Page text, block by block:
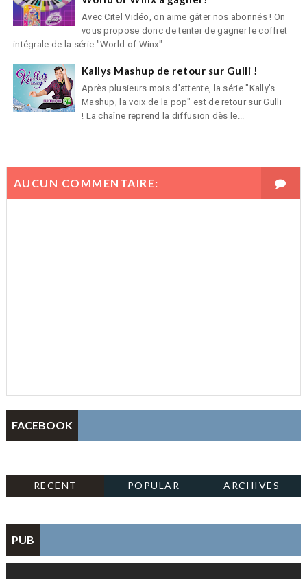
Avec Citel Vidéo, on aime gâter nos abonnés ! On
vous propose donc de tenter de gagner le coffret
intégrale de la série "World of Winx"...
Kallys Mashup de retour sur Gulli !
Après plusieurs mois d'attente, la série "Kally's
Mashup, la voix de la pop" est de retour sur Gulli
! La chaîne reprend la diffusion dès le...
AUCUN COMMENTAIRE:
FACEBOOK
RECENT POPULAR ARCHIVES
PUB